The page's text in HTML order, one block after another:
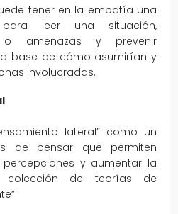
tener en la empatía una
para leer una situación,
o amenazas y prevenir
base de cómo asumirían y
involucradas.
lateral” como un
de pensar que permiten
y aumentar la
colección de teorías de